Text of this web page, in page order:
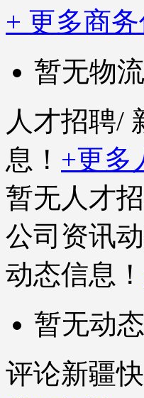
+ 更多商
暂无物
人才招聘/
息！ +更多
暂无人才
公司资讯
动态信息！
暂无动
评论新疆